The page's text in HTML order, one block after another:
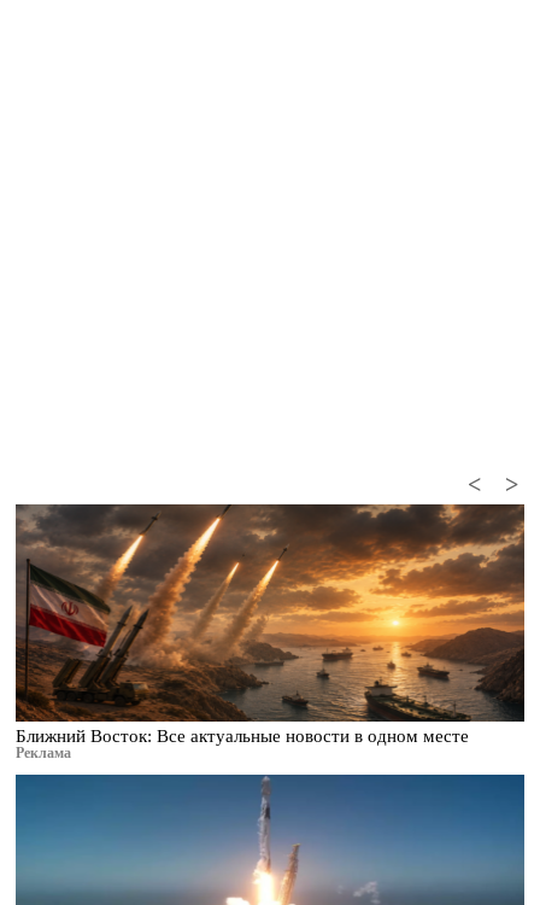
>
<
Ближний Восток: Все актуальные новости в одном месте
Реклама